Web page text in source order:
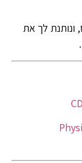
ונותנת לך את